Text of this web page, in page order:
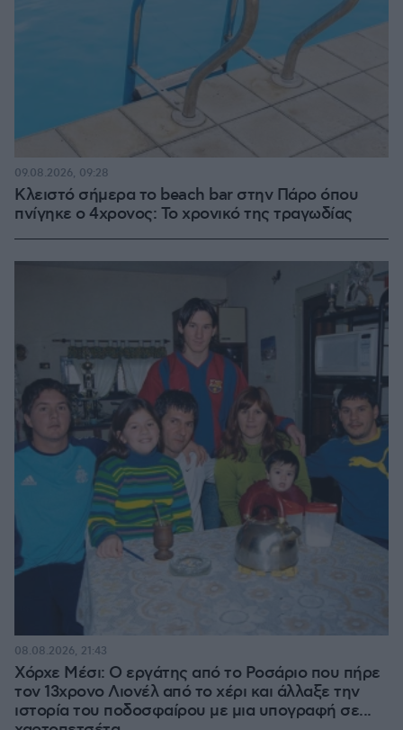
Κλειστό σήμερα το beach bar στην Πάρο όπου
πνίγηκε ο 4χρονος: Το χρονικό της τραγωδίας
09.08.2026, 09:28
Χόρχε Μέσι: Ο εργάτης από το Ροσάριο που πήρε
τον 13χρονο Λιονέλ από το χέρι και άλλαξε την
ιστορία του ποδοσφαίρου με μια υπογραφή σε...
08.08.2026, 21:43